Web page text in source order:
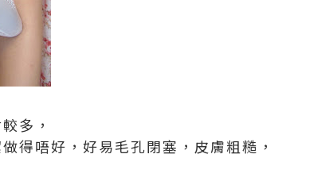
多，
得唔好，好易毛孔閉塞，皮膚粗糙，